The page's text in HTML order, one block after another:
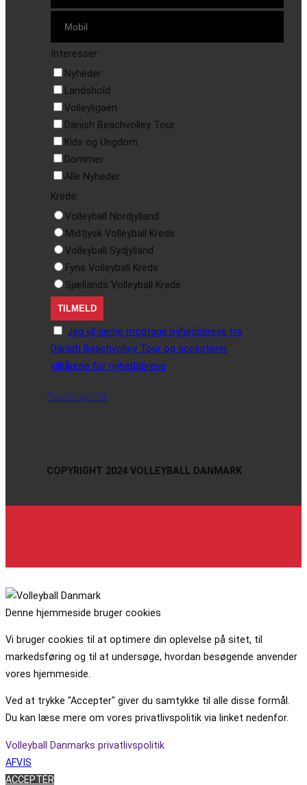
Interesser:
Nyheder
Landshold
Volleyligaen
Danish Beachvolley Tour
Kids og Ungdom
Dommer
Alle Nyheder
Kreds:
Volleyball Nordjylland
Midtjysk Volleyball Kreds
Volleyball Sydjylland
Fyns Volleyball Kreds
Sjællands Volleyball Kreds
Jeg vil gerne modtage nyhedsbreve fra
Danish Beachvolley Tour og accepterer
vilkårene for nyhedsbreve
Privatlivspolitik
COPYRIGHT 2024 VOLLEYBALL DANMARK
Denne hjemmeside bruger cookies
Vi bruger cookies til at optimere din oplevelse på sitet, til
markedsføring og til at undersøge, hvordan besøgende anvender
vores hjemmeside.
Ved at trykke "Accepter" giver du samtykke til alle disse formål.
Du kan læse mere om vores privatlivspolitik via linket nedenfor.
Volleyball Danmarks privatlivspolitik
AFVIS
ACCEPTÉR